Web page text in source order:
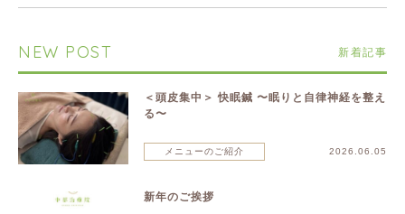
NEW POST 新着記事
＜頭皮集中＞ 快眠鍼 〜眠りと自律神経を整え
る〜
メニューのご紹介 2026.06.05
新年のご挨拶